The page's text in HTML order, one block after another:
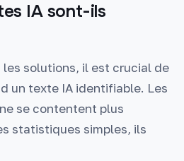
IA sont-ils
les solutions, il est crucial de
un texte IA identifiable. Les
se contentent plus
statistiques simples, ils